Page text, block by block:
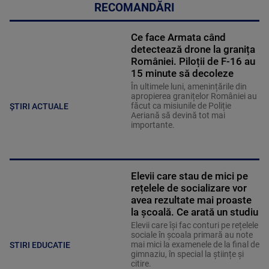
RECOMANDĂRI
ȘTIRI ACTUALE
Ce face Armata când
detectează drone la granița
României. Piloții de F-16 au
15 minute să decoleze
În ultimele luni, amenințările din
apropierea granițelor României au
făcut ca misiunile de Poliție
Aeriană să devină tot mai
importante.
STIRI EDUCATIE
Elevii care stau de mici pe
rețelele de socializare vor
avea rezultate mai proaste
la școală. Ce arată un studiu
Elevii care îşi fac conturi pe rețelele
sociale în școala primară au note
mai mici la examenele de la final de
gimnaziu, în special la științe și
citire.